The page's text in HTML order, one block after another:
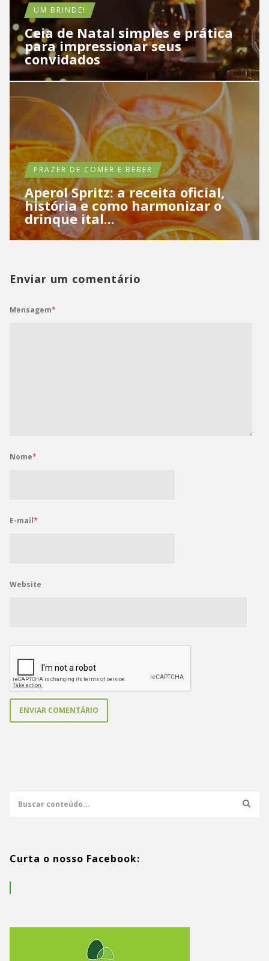
UM BRINDE!
Ceia de Natal simples e prática
para impressionar seus
convidados
PRAZER DE COMER E BEBER
Aperol Spritz: a receita oficial,
história e como harmonizar o
drinque ital...
Enviar um comentário
Mensagem*
Nome*
E-mail*
Website
Curta o nosso Facebook: